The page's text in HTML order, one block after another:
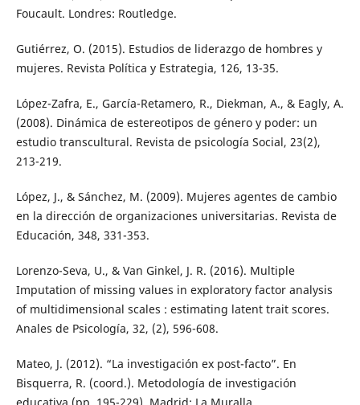
Foucault. Londres: Routledge.
Gutiérrez, O. (2015). Estudios de liderazgo de hombres y
mujeres. Revista Política y Estrategia, 126, 13-35.
López-Zafra, E., García-Retamero, R., Diekman, A., & Eagly, A.
(2008). Dinámica de estereotipos de género y poder: un
estudio transcultural. Revista de psicología Social, 23(2),
213-219.
López, J., & Sánchez, M. (2009). Mujeres agentes de cambio
en la dirección de organizaciones universitarias. Revista de
Educación, 348, 331-353.
Lorenzo-Seva, U., & Van Ginkel, J. R. (2016). Multiple
Imputation of missing values in exploratory factor analysis
of multidimensional scales : estimating latent trait scores.
Anales de Psicología, 32, (2), 596-608.
Mateo, J. (2012). “La investigación ex post-facto”. En
Bisquerra, R. (coord.). Metodología de investigación